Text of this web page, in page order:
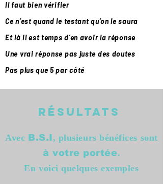
Il faut bien vérifier
Ce n’est quand le testant qu’on le saura
Et là il est temps d’en avoir la réponse
Une vrai réponse pas juste des doutes
Pas plus que 5 par côté
résultats
Avec B.S.I , plusieurs bénéfices sont
à votre portée.
En voici quelques exemples